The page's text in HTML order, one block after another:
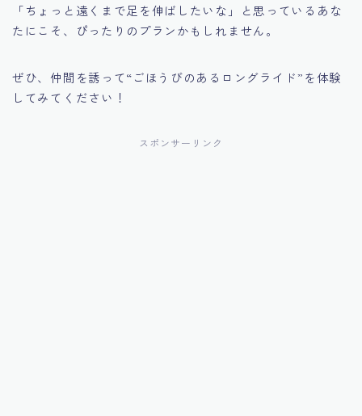
「ちょっと遠くまで足を伸ばしたいな」と思っているあな
たにこそ、ぴったりのプランかもしれません。
ぜひ、仲間を誘って“ごほうびのあるロングライド”を体験
してみてください！
スポンサーリンク